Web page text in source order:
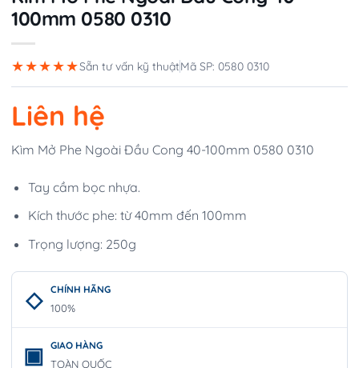
100mm 0580 0310
★★★★★Sẵn tư vấn kỹ thuậtMã SP: 0580 0310
Liên hệ
Kìm Mở Phe Ngoài Đầu Cong 40-100mm 0580 0310
Tay cầm bọc nhựa.
Kích thước phe: từ 40mm đến 100mm
Trọng lượng: 250g
CHÍNH HÃNG
100%
GIAO HÀNG
TOÀN QUỐC